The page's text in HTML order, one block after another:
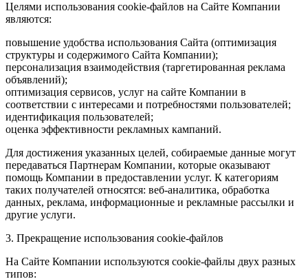
Целями использования cookie-файлов на Сайте Компании
являются:
повышение удобства использования Сайта (оптимизация
структуры и содержимого Сайта Компании);
персонализация взаимодействия (таргетированная реклама
объявлений);
оптимизация сервисов, услуг на сайте Компании в
соответствии с интересами и потребностями пользователей;
идентификация пользователей;
оценка эффективности рекламных кампаний.
Для достижения указанных целей, собираемые данные могут
передаваться Партнерам Компании, которые оказывают
помощь Компании в предоставлении услуг. К категориям
таких получателей относятся: веб-аналитика, обработка
данных, реклама, информационные и рекламные рассылки и
другие услуги.
3. Прекращение использования cookie-файлов
На Сайте Компании используются cookie-файлы двух разных
типов: